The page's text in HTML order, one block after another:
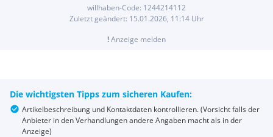
willhaben-Code: 1244214112
Zuletzt geändert: 15.01.2026, 11:14Uhr
!Anzeige melden
Die wichtigsten Tipps zum sicheren Kaufen:
Artikelbeschreibung und Kontaktdaten kontrollieren. (Vorsicht falls der
Anbieter in den Verhandlungen andere Angaben macht als in der
Anzeige)